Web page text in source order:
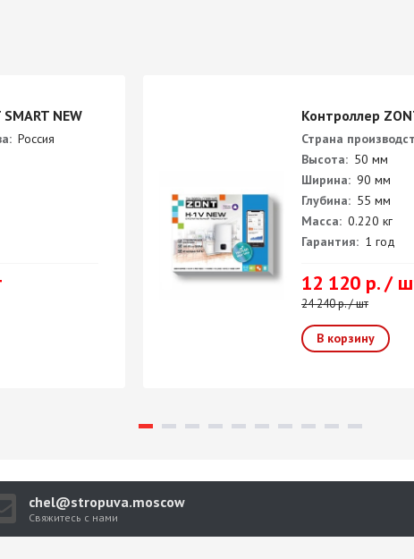
NEW
Россия
Контроллер
Страна
Высота: 50 мм
Ширина: 90 мм
Глубина: 55 мм
Масса: 0.220 кг
Гарантия: 1 год
12 120 р. /
24 240 р. / шт
chel@stropuva.moscow
Свяжитесь с нами